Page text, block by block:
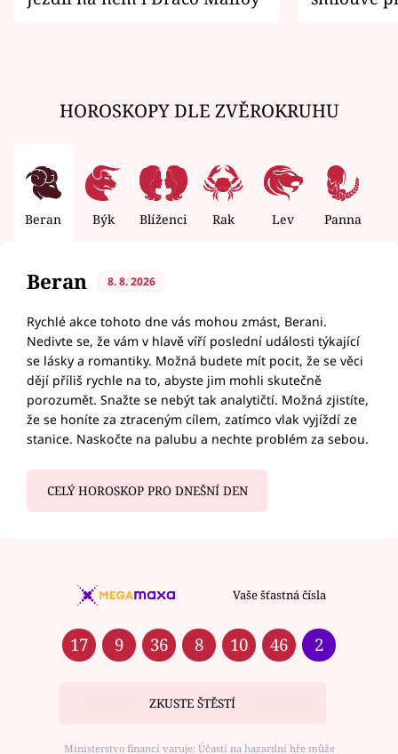
HOROSKOPY DLE ZVĚROKRUHU
Beran Býk Blíženci Rak Lev Panna
Beran 8. 8. 2026
Rychlé akce tohoto dne vás mohou zmást, Berani.
Nedivte se, že vám v hlavě víří poslední události týkající
se lásky a romantiky. Možná budete mít pocit, že se věci
dějí příliš rychle na to, abyste jim mohli skutečně
porozumět. Snažte se nebýt tak analytičtí. Možná zjistíte,
že se honíte za ztraceným cílem, zatímco vlak vyjíždí ze
stanice. Naskočte na palubu a nechte problém za sebou.
CELÝ HOROSKOP PRO DNEŠNÍ DEN
Vaše šťastná čísla
17 9 36 8 10 46 2
ZKUSTE ŠTĚSTÍ
Ministerstvo financí varuje: Účastí na hazardní hře může